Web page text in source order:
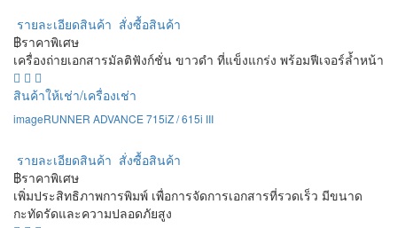
รายละเอียดสินค้า สั่งซื้อสินค้า
฿ราคาพิเศษ
เครื่องถ่ายเอกสารมัลติฟังก์ชั่น ขาวดำ ที่แข็งแกร่ง พร้อมฟีเจอร์ล้ำหน้า
สินค้าให้เช่า/เครื่องเช่า
imageRUNNER ADVANCE 715iZ / 615i III
รายละเอียดสินค้า สั่งซื้อสินค้า
฿ราคาพิเศษ
เพิ่มประสิทธิภาพการพิมพ์ เพื่อการจัดการเอกสารที่รวดเร็ว มีขนาด
กะทัดรัดและความปลอดภัยสูง